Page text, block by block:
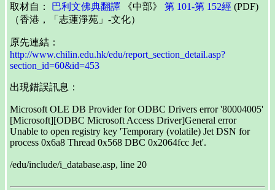
取材自： 巴利文佛典翻譯 《中部》 第 101-第 152經 (PDF)
（香港，「志蓮淨苑」-文化）
原先連結：
http://www.chilin.edu.hk/edu/report_section_detail.asp?
section_id=60&id=453
出現錯誤訊息：
Microsoft OLE DB Provider for ODBC Drivers error '80004005'
[Microsoft][ODBC Microsoft Access Driver]General error
Unable to open registry key 'Temporary (volatile) Jet DSN for
process 0x6a8 Thread 0x568 DBC 0x2064fcc Jet'.
/edu/include/i_database.asp, line 20